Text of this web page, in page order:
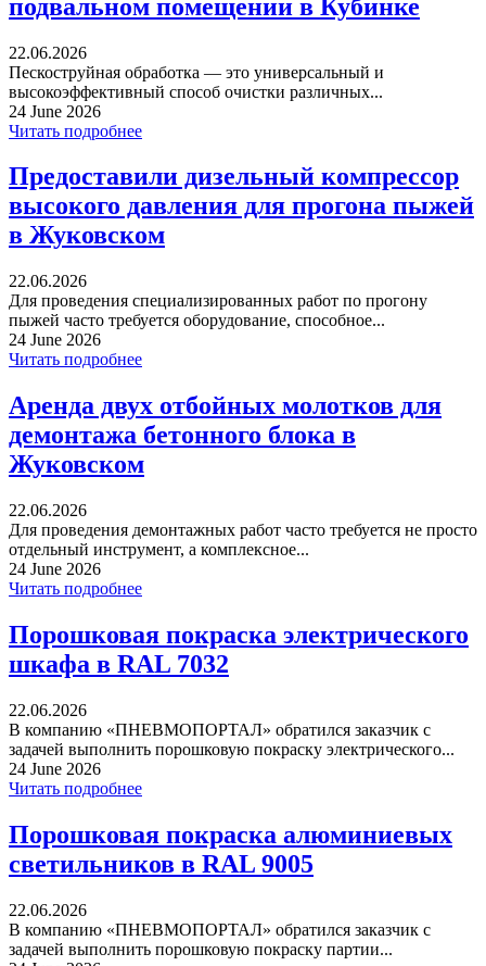
подвальном помещении в Кубинке
22.06.2026
Пескоструйная обработка — это универсальный и
высокоэффективный способ очистки различных...
24 June 2026
Читать подробнее
Предоставили дизельный компрессор
высокого давления для прогона пыжей
в Жуковском
22.06.2026
Для проведения специализированных работ по прогону
пыжей часто требуется оборудование, способное...
24 June 2026
Читать подробнее
Аренда двух отбойных молотков для
демонтажа бетонного блока в
Жуковском
22.06.2026
Для проведения демонтажных работ часто требуется не просто
отдельный инструмент, а комплексное...
24 June 2026
Читать подробнее
Порошковая покраска электрического
шкафа в RAL 7032
22.06.2026
В компанию «ПНЕВМОПОРТАЛ» обратился заказчик с
задачей выполнить порошковую покраску электрического...
24 June 2026
Читать подробнее
Порошковая покраска алюминиевых
светильников в RAL 9005
22.06.2026
В компанию «ПНЕВМОПОРТАЛ» обратился заказчик с
задачей выполнить порошковую покраску партии...